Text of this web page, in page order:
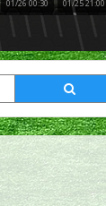
01/26 00:30 01/25 21:00